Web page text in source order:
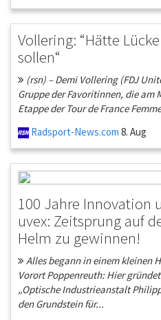
Vollering: “Hätte
sollen“
(rsn) – Demi Vollering (FDJ
Gruppe der Favoritinnen, die am
Etappe der Tour de France
Radsport-News.com 8. Aug
100 Jahre Innovation
uvex: Zeitsprung auf
Helm zu gewinnen!
Alles begann in einem kleinen
Vorort Poppenreuth: Hier
„Optische Industrieanstalt
den Grundstein für...